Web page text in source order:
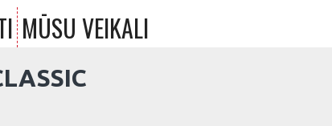
MŪSU VEIKALI